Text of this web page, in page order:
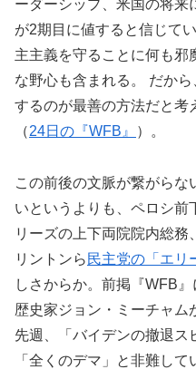
ーダーシップ、米国の将来
が2期目に値すると信じて
主主義を守ることに何も邪
な野心も含まれる。 だか
するのが最善の方法だと考
（24日の『WFB』 ）。
この前後の文脈が繋がら
いというよりも、ペロシ前
リーズの上下両院院内総務
リントンら 民主党の「エリ
しさからか。前掲『WFB
歴史家ジョン・ミーチャム
先週、「バイデンの撤退ス
「全くのデマ」と非難して